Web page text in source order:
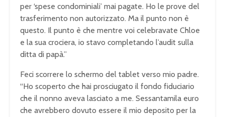
per ‘spese condominiali’ mai pagate. Ho le prove del
trasferimento non autorizzato. Ma il punto non è
questo. Il punto è che mentre voi celebravate Chloe
e la sua crociera, io stavo completando l’audit sulla
ditta di papà.”
Feci scorrere lo schermo del tablet verso mio padre.
“Ho scoperto che hai prosciugato il fondo fiduciario
che il nonno aveva lasciato a me. Sessantamila euro
che avrebbero dovuto essere il mio deposito per la